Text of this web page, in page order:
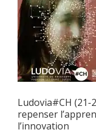
Ludovia#CH (21-
repenser
l’innovation